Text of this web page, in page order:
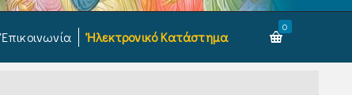
Ἐπικοινωνία Ἠλεκτρονικό Κατάστημα
0